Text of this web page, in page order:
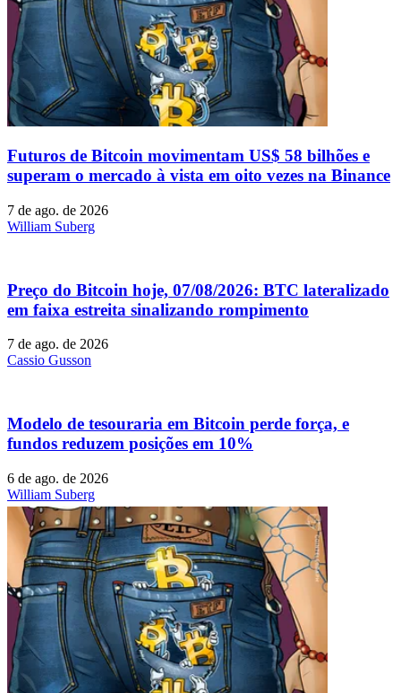
Futuros de Bitcoin movimentam US$ 58 bilhões e
superam o mercado à vista em oito vezes na Binance
7 de ago. de 2026
William Suberg
Preço do Bitcoin hoje, 07/08/2026: BTC lateralizado
em faixa estreita sinalizando rompimento
7 de ago. de 2026
Cassio Gusson
Modelo de tesouraria em Bitcoin perde força, e
fundos reduzem posições em 10%
6 de ago. de 2026
William Suberg